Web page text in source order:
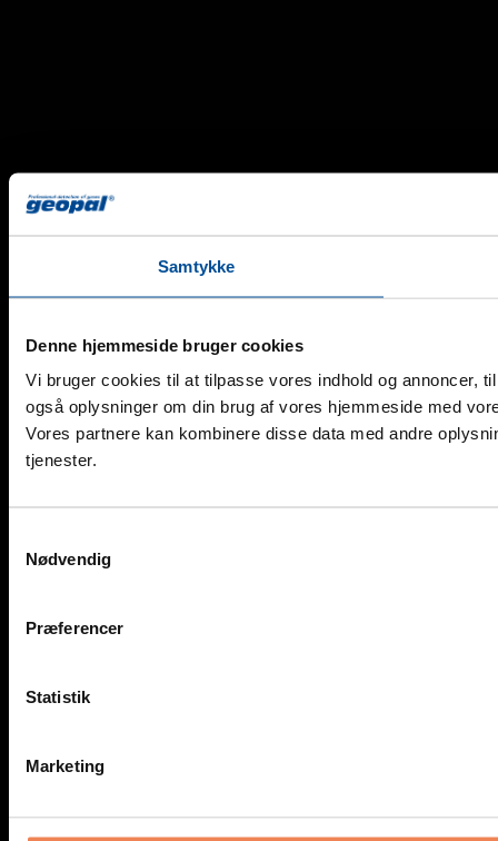
Samtykke
Denne hjemmeside bruger cookies
Vi bruger cookies til at tilpasse vores indhold og annoncer,
også oplysninger om din brug af vores hjemmeside med
Vores partnere kan kombinere disse data med andre
tjenester.
Nødvendig
Præferencer
Statistik
Marketing